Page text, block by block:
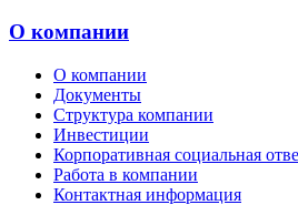
О компании
О компании
Документы
Структура компании
Инвестиции
Корпоративная социальная
Работа в компании
Контактная информация